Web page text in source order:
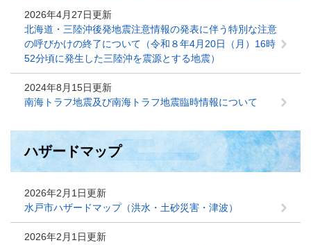
2026年4月27日更新
北海道・三陸沖後発地震注意情報の発表に伴う特別な注意
の呼びかけの終了について（令和８年4月20日（月）16時
52分頃に発生した三陸沖を震源とする地震）
2024年8月15日更新
南海トラフ地震及び南海トラフ地震臨時情報について
ハザードマップ
2026年2月1日更新
水戸市ハザードマップ（洪水・土砂災害・津波）
2026年2月1日更新